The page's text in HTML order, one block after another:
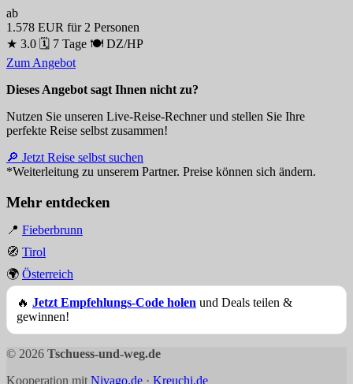
ab
1.578 EUR für 2 Personen
★ 3.0 🗓 7 Tage 🍽 DZ/HP
Zum Angebot
Dieses Angebot sagt Ihnen nicht zu?
Nutzen Sie unseren Live-Reise-Rechner und stellen Sie Ihre
perfekte Reise selbst zusammen!
🔎 Jetzt Reise selbst suchen
*Weiterleitung zu unserem Partner. Preise können sich ändern.
Mehr entdecken
📍 Fieberbrunn
🧭 Tirol
🌍 Österreich
🔥 Jetzt Empfehlungs-Code holen und Deals teilen &
gewinnen!
© 2026 Tschuess-und-weg.de
Kooperation mit Nivago.de · Kreuchi.de